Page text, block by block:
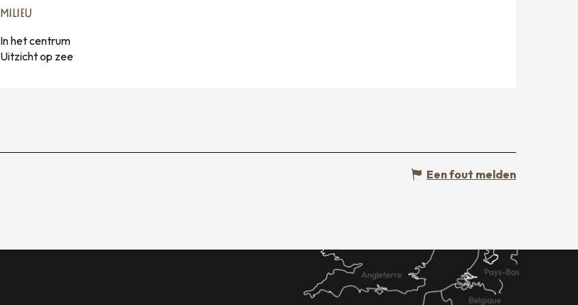
MILIEU
MILIEU
In het centrum
Uitzicht op zee
Een fout melden